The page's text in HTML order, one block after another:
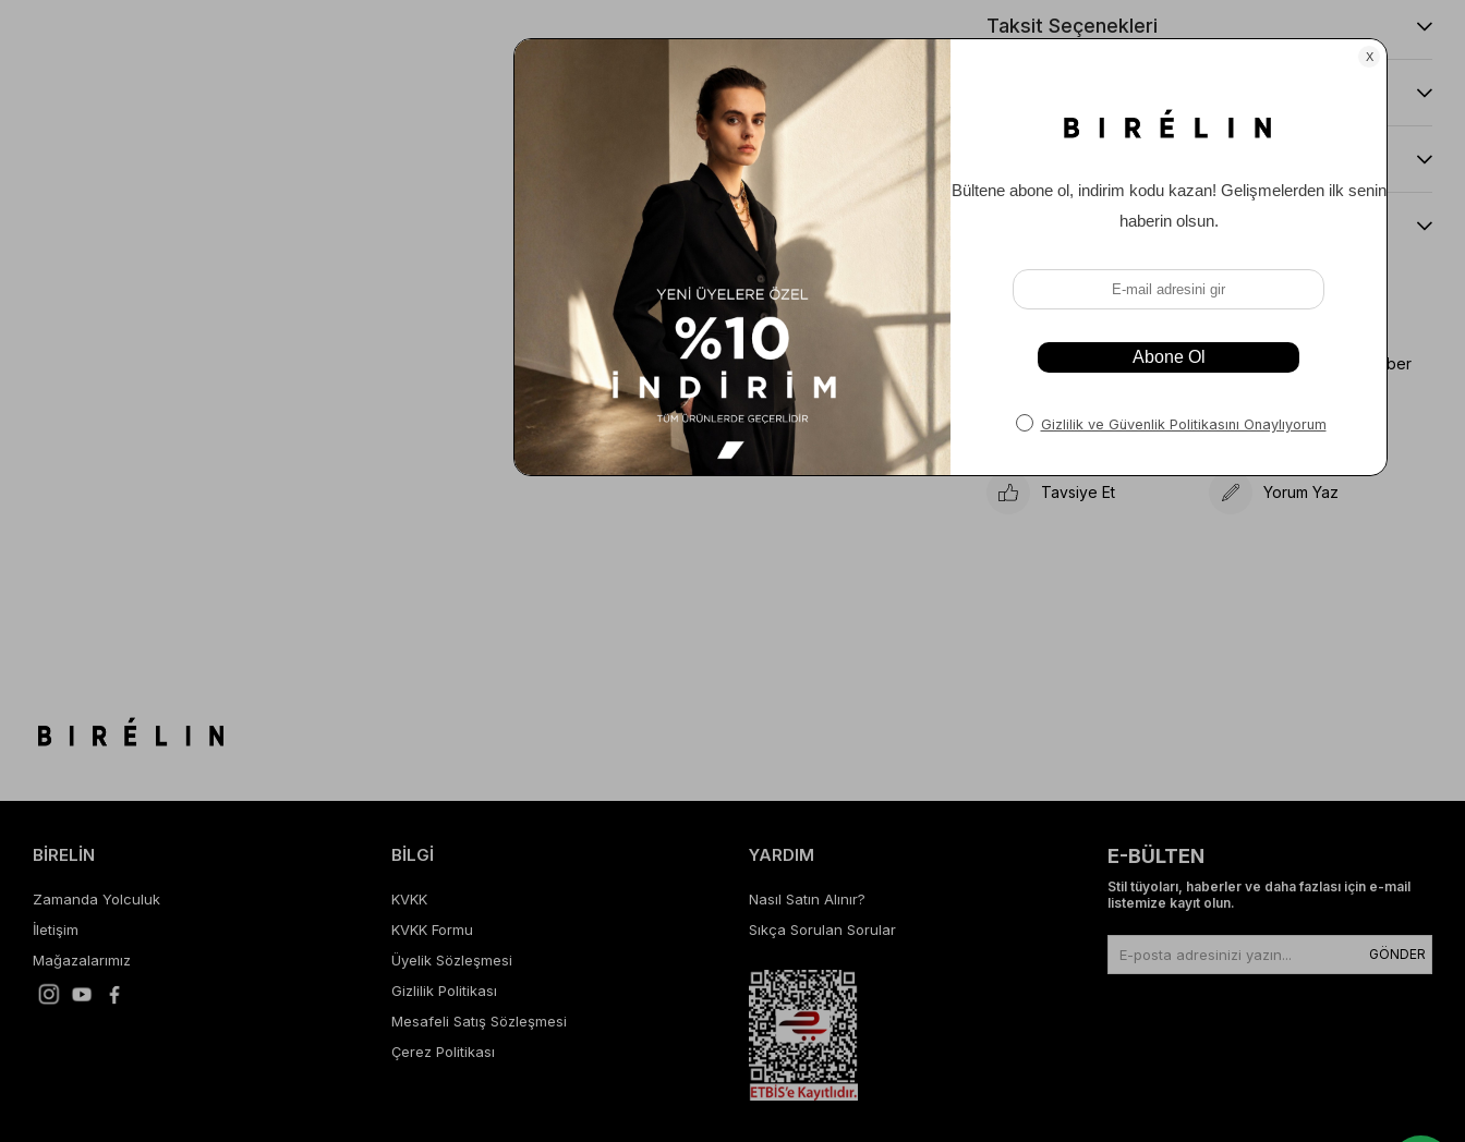
Taksit Seçenekleri
Beden Kılavuzu
Favorilere Ekle Koleksiyona Ekle
Karşılaştır
Fiyat Düşünce Haber
Gelince Haber Ver
Tavsiye Et Yorum Yaz
BİRELİN
Zamanda Yolculuk
İletişim
Mağazalarımız
BİLGİ
KVKK
KVKK Formu
Üyelik Sözleşmesi
Gizlilik Politikası
Mesafeli Satış Sözleşmesi
Çerez Politikası
YARDIM
Nasıl Satın Alınır?
Sıkça Sorulan Sorular
E-BÜLTEN
Stil tüyoları, haberler ve daha fazlası için e-mail
listemize kayıt olun.
GÖNDER